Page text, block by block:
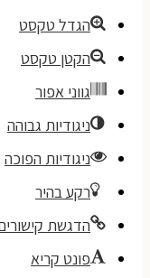
הגדל טקסט
הקטן טקסט
גווני אפור
ניגודיות גבוהה
ניגודיות הפוכה
רקע בהיר
הדגשת קישורים
פונט קריא